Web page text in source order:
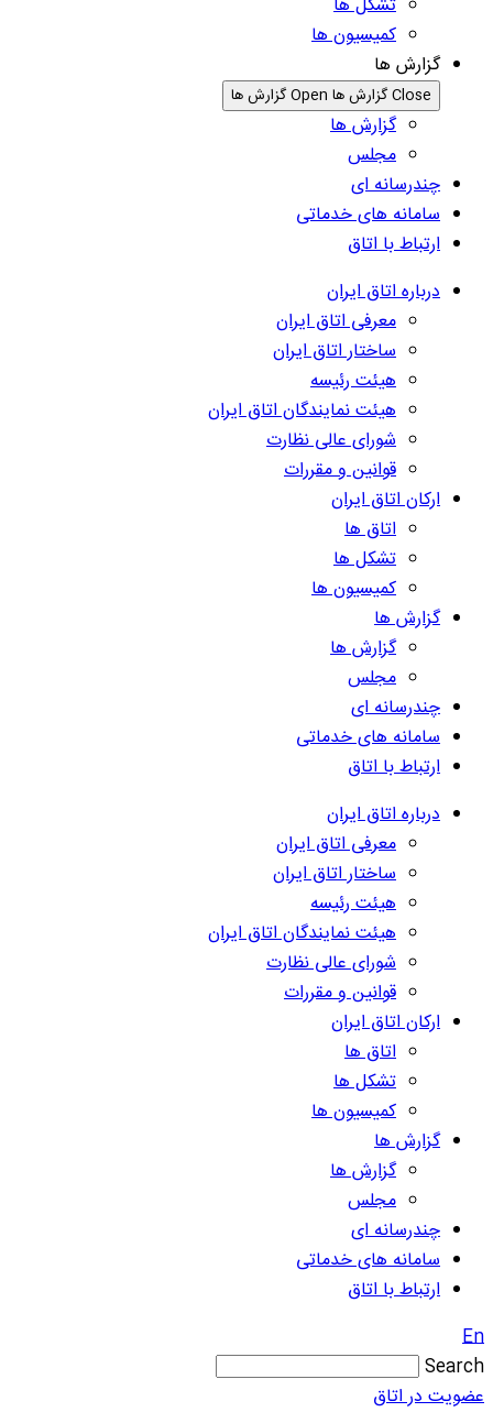
کمیسیون ها
گزارش ها
Close گزارش ها Open گزارش ها
گزارش ها
مجلس
چندرسانه ای
سامانه های خدماتی
ارتباط با اتاق
درباره اتاق ایران
معرفی اتاق ایران
ساختار اتاق ایران
هیئت رئیسه
هیئت نمایندگان اتاق ایران
شورای عالی نظارت
قوانین و مقررات
ارکان اتاق ایران
اتاق ها
تشکل ها
کمیسیون ها
گزارش ها
گزارش ها
مجلس
چندرسانه ای
سامانه های خدماتی
ارتباط با اتاق
درباره اتاق ایران
معرفی اتاق ایران
ساختار اتاق ایران
هیئت رئیسه
هیئت نمایندگان اتاق ایران
شورای عالی نظارت
قوانین و مقررات
ارکان اتاق ایران
اتاق ها
تشکل ها
کمیسیون ها
گزارش ها
گزارش ها
مجلس
چندرسانه ای
سامانه های خدماتی
ارتباط با اتاق
En
Search
عضویت در اتاق